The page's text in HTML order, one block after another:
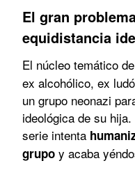
El gran
equidistancia
El núcleo temático de
ex alcohólico, ex
un grupo neonazi
ideológica de su
serie intenta
grupo y acaba